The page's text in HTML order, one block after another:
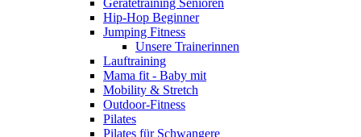
Gerätetraining Senioren
Hip-Hop Beginner
Jumping Fitness
Unsere Trainerinnen
Lauftraining
Mama fit - Baby mit
Mobility & Stretch
Outdoor-Fitness
Pilates
Pilates für Schwangere